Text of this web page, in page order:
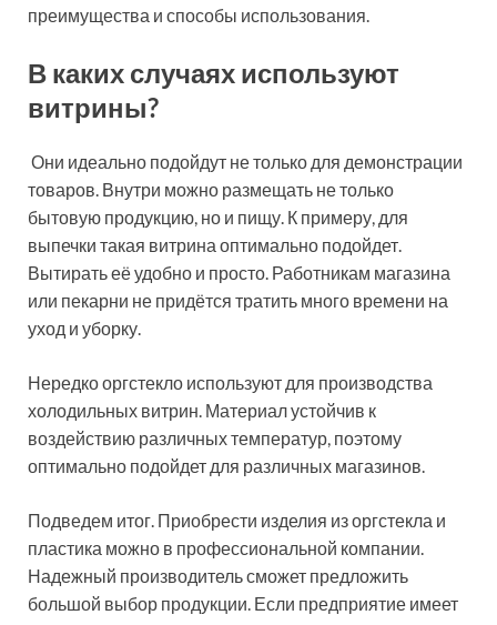
преимущества и способы использования.
В каких случаях используют
витрины?
Они идеально подойдут не только для демонстрации
товаров. Внутри можно размещать не только
бытовую продукцию, но и пищу. К примеру, для
выпечки такая витрина оптимально подойдет.
Вытирать её удобно и просто. Работникам магазина
или пекарни не придётся тратить много времени на
уход и уборку.
Нередко оргстекло используют для производства
холодильных витрин. Материал устойчив к
воздействию различных температур, поэтому
оптимально подойдет для различных магазинов.
Подведем итог. Приобрести изделия из оргстекла и
пластика можно в профессиональной компании.
Надежный производитель сможет предложить
большой выбор продукции. Если предприятие имеет